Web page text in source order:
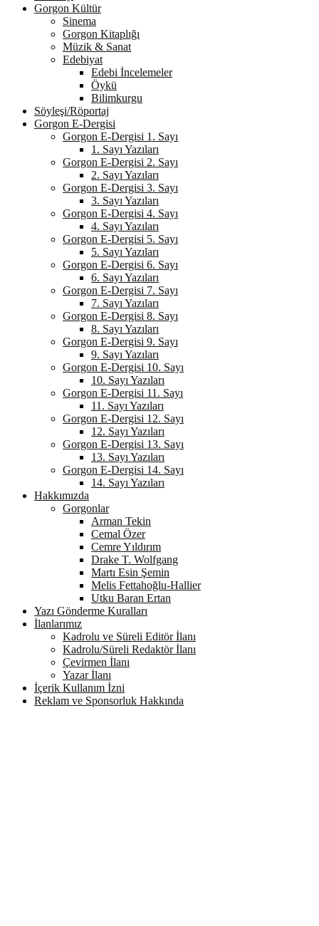
Gorgon Kültür
Sinema
Gorgon Kitaplığı
Müzik & Sanat
Edebiyat
Edebi İncelemeler
Öykü
Bilimkurgu
Söyleşi/Röportaj
Gorgon E-Dergisi
Gorgon E-Dergisi 1. Sayı
1. Sayı Yazıları
Gorgon E-Dergisi 2. Sayı
2. Sayı Yazıları
Gorgon E-Dergisi 3. Sayı
3. Sayı Yazıları
Gorgon E-Dergisi 4. Sayı
4. Sayı Yazıları
Gorgon E-Dergisi 5. Sayı
5. Sayı Yazıları
Gorgon E-Dergisi 6. Sayı
6. Sayı Yazıları
Gorgon E-Dergisi 7. Sayı
7. Sayı Yazıları
Gorgon E-Dergisi 8. Sayı
8. Sayı Yazıları
Gorgon E-Dergisi 9. Sayı
9. Sayı Yazıları
Gorgon E-Dergisi 10. Sayı
10. Sayı Yazıları
Gorgon E-Dergisi 11. Sayı
11. Sayı Yazıları
Gorgon E-Dergisi 12. Sayı
12. Sayı Yazıları
Gorgon E-Dergisi 13. Sayı
13. Sayı Yazıları
Gorgon E-Dergisi 14. Sayı
14. Sayı Yazıları
Hakkımızda
Gorgonlar
Arman Tekin
Cemal Özer
Cemre Yıldırım
Drake T. Wolfgang
Martı Esin Şemin
Melis Fettahoğlu-Hallier
Utku Baran Ertan
Yazı Gönderme Kuralları
İlanlarımız
Kadrolu ve Süreli Editör İlanı
Kadrolu/Süreli Redaktör İlanı
Çevirmen İlanı
Yazar İlanı
İçerik Kullanım İzni
Reklam ve Sponsorluk Hakkında